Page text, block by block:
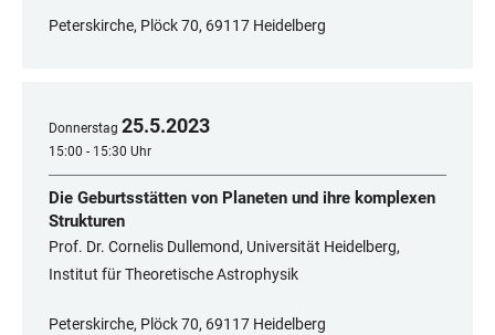
Peterskirche, Plöck 70, 69117 Heidelberg
Donnerstag 25.5.2023
15:00 - 15:30 Uhr
Die Geburtsstätten von Planeten und ihre komplexen
Strukturen
Prof. Dr. Cornelis Dullemond, Universität Heidelberg,
Institut für Theoretische Astrophysik
Peterskirche, Plöck 70, 69117 Heidelberg